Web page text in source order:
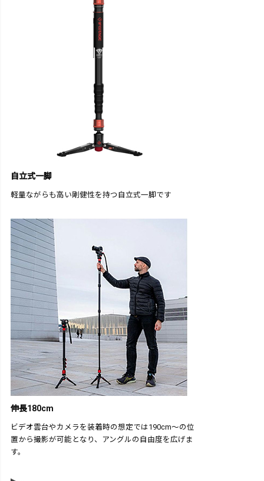
自立式一脚
軽量ながらも高い剛健性を持つ自立式一脚です
伸長180cm
ビデオ雲台やカメラを装着時の想定では190cm～の位
置から撮影が可能となり、アングルの自由度を広げま
す。